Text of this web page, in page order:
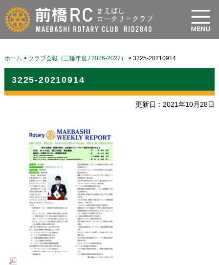
ホーム > クラブ会報（三輪年度 / 2026-2027） > 3225-20210914
3225-20210914
更新日：2021年10月28日